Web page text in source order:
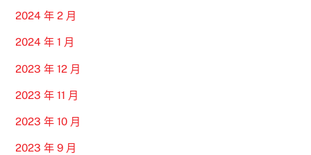
2024 年 2 月
2024 年 1 月
2023 年 12 月
2023 年 11 月
2023 年 10 月
2023 年 9 月